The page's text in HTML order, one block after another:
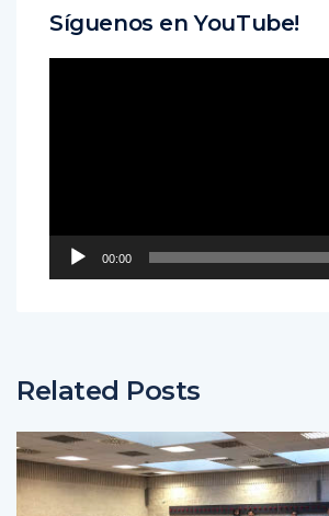
Síguenos en YouTube!
00:00
Related Posts